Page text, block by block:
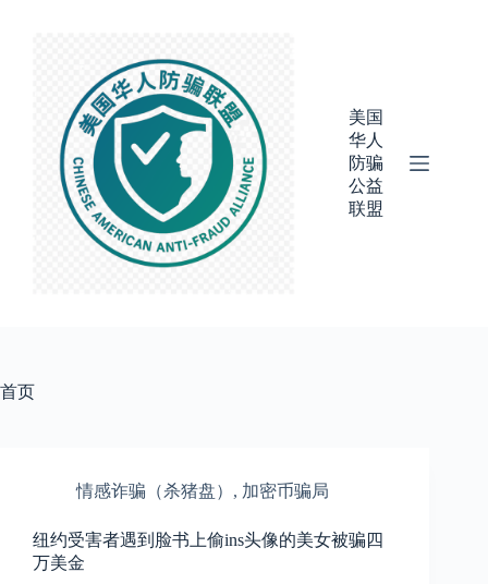
美国
华人
防骗
公益
联盟
首页
情感诈骗（杀猪盘） , 加密币骗局
纽约受害者遇到脸书上偷ins头像的美女被骗四
万美金